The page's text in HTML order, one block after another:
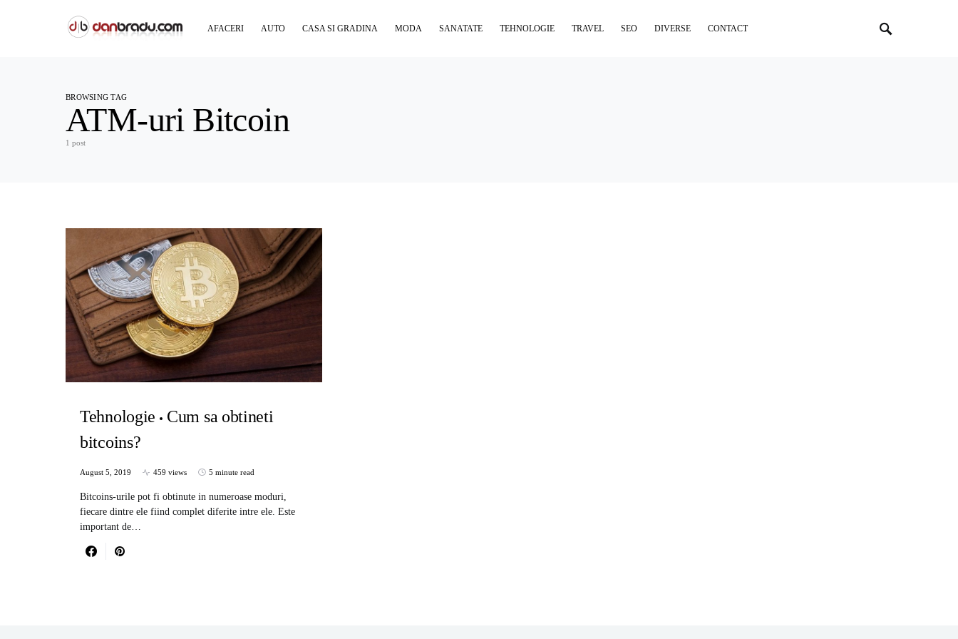
AFACERI AUTO CASA SI GRADINA MODA SANATATE TEHNOLOGIE TRAVEL SEO DIVERSE CONTACT
BROWSING TAG
ATM-uri Bitcoin
1 post
Tehnologie
Cum sa obtineti
bitcoins?
August 5, 2019 459 views 5 minute read
Bitcoins-urile pot fi obtinute in numeroase moduri,
fiecare dintre ele fiind complet diferite intre ele. Este
important de…